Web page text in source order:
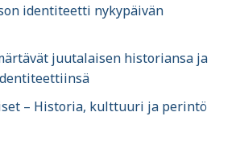
identiteetti nykypäivän
juutalaisen historiansa ja
– Historia, kulttuuri ja perintö